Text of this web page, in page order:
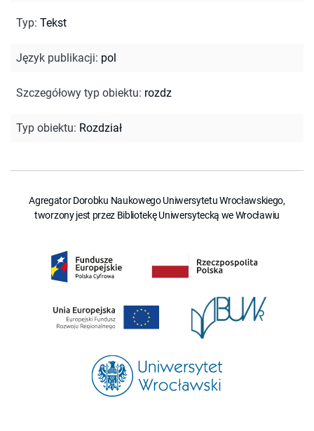
Typ: Tekst
Język publikacji: pol
Szczegółowy typ obiektu: rozdz
Typ obiektu: Rozdział
Agregator Dorobku Naukowego Uniwersytetu Wrocławskiego,
tworzony jest przez Bibliotekę Uniwersytecką we Wrocławiu